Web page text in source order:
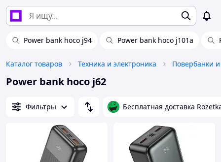
Power bank hoco j94 Power bank hoco j101a
Каталог товаров Техника и электроника Повербанки
Power bank hoco j62
Фильтры Бесплатная доставка